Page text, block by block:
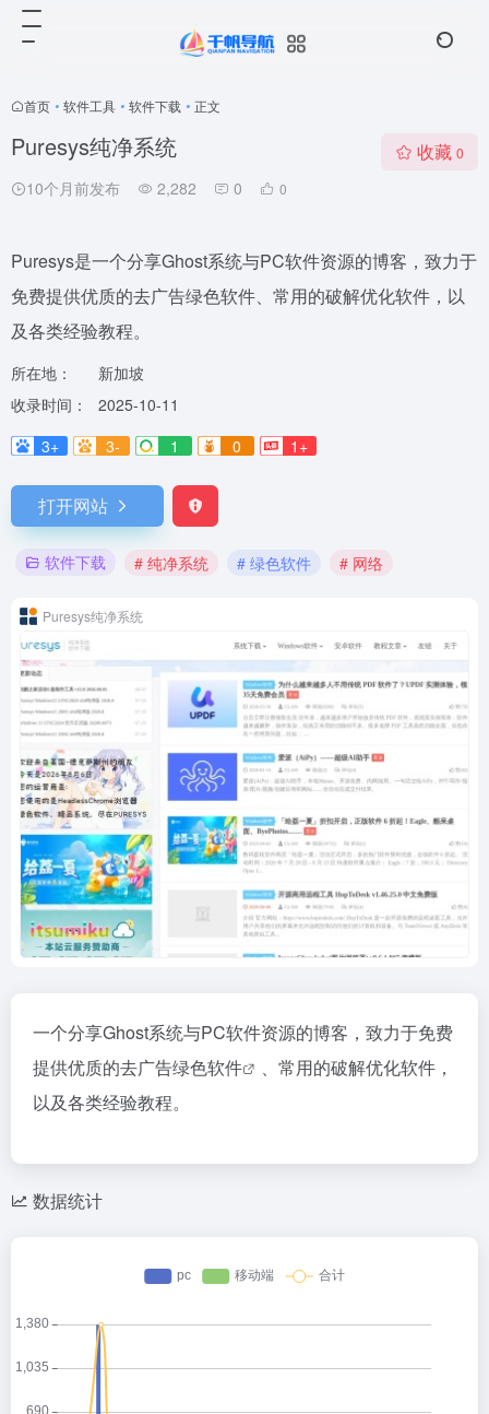
首页 • 软件工具 • 软件下载 • 正文
Puresys纯净系统
10个月前发布 2,282 0 0
收藏 0
Puresys是一个分享Ghost系统与PC软件资源的博客，致力于
免费提供优质的去广告绿色软件、常用的破解优化软件，以
及各类经验教程。
所在地：
新加坡
收录时间：
2025-10-11
3+
3- 1 0 1+
打开网站
软件下载 # 纯净系统 # 绿色软件 # 网络
Puresys纯净系统
一个分享Ghost系统与PC软件资源的博客，致力于免费
提供优质的去广告绿色软件
、常用的破解优化软件，
以及各类经验教程。
数据统计